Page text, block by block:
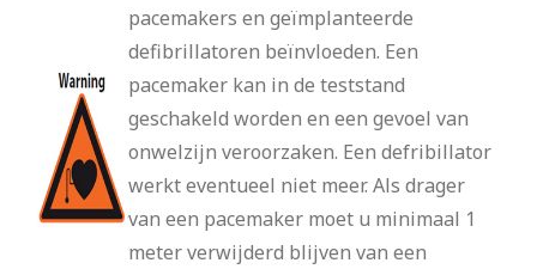
pacemakers en geïmplanteerde
defibrillatoren beïnvloeden. Een
pacemaker kan in de teststand
geschakeld worden en een gevoel van
onwelzijn veroorzaken. Een defribillator
werkt eventueel niet meer. Als drager
van een pacemaker moet u minimaal 1
meter verwijderd blijven van een